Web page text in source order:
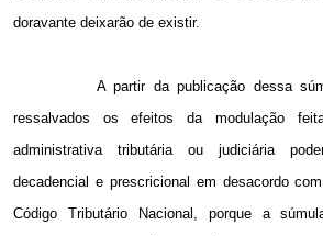
doravante deixarão de existir.
A partir da publicação dessa
ressalvados os efeitos da modulação
administrativa tributária ou judiciária
decadencial e prescricional em desacordo
Código Tributário Nacional, porque a